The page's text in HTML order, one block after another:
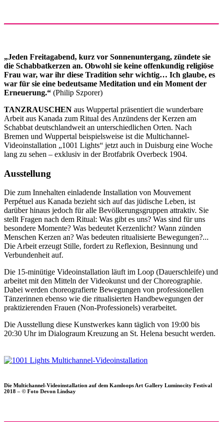
„Jeden Freitagabend, kurz vor Sonnenuntergang, zündete sie
die Schabbatkerzen an. Obwohl sie keine offenkundig religiöse
Frau war, war ihr diese Tradition sehr wichtig… Ich glaube, es
war für sie eine bedeutsame Meditation und ein Moment der
Erneuerung.“ (Philip Szporer)
TANZRAUSCHEN aus Wuppertal präsentiert die wunderbare
Arbeit aus Kanada zum Ritual des Anzündens der Kerzen am
Schabbat deutschlandweit an unterschiedlichen Orten. Nach
Bremen und Wuppertal beispielsweise ist die Multichannel-
Videoinstallation „1001 Lights“ jetzt auch in Duisburg eine Woche
lang zu sehen – exklusiv in der Brotfabrik Overbeck 1904.
Ausstellung
Die zum Innehalten einladende Installation von Mouvement
Perpétuel aus Kanada bezieht sich auf das jüdische Leben, ist
darüber hinaus jedoch für alle Bevölkerungsgruppen attraktiv. Sie
stellt Fragen nach dem Ritual: Was gibt es uns? Was sind für uns
besondere Momente? Was bedeutet Kerzenlicht? Wann zünden
Menschen Kerzen an? Was bedeuten ritualisierte Bewegungen?...
Die Arbeit erzeugt Stille, fordert zu Reflexion, Besinnung und
Verbundenheit auf.
Die 15-minütige Videoinstallation läuft im Loop (Dauerschleife) und
arbeitet mit den Mitteln der Videokunst und der Choreographie.
Dabei werden choreografierte Bewegungen von professionellen
Tänzerinnen ebenso wie die ritualisierten Handbewegungen der
praktizierenden Frauen (Non-Professionels) verarbeitet.
Die Ausstellung diese Kunstwerkes kann täglich von 19:00 bis
20:30 Uhr im Dialograum Kreuzung an St. Helena besucht werden.
Die Multichannel-Videoinstallation auf dem Kamloops Art Gallery Luminocity Festival
2018 – © Foto Devon Lindsay